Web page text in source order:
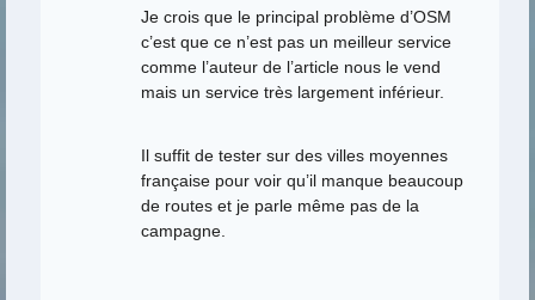
Je crois que le principal problème d’OSM
c’est que ce n’est pas un meilleur service
comme l’auteur de l’article nous le vend
mais un service très largement inférieur.
Il suffit de tester sur des villes moyennes
française pour voir qu’il manque beaucoup
de routes et je parle même pas de la
campagne.